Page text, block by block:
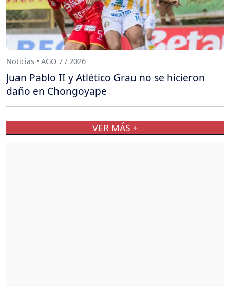
Noticias • AGO 7 / 2026
Juan Pablo II y Atlético Grau no se hicieron
daño en Chongoyape
VER MÁS +